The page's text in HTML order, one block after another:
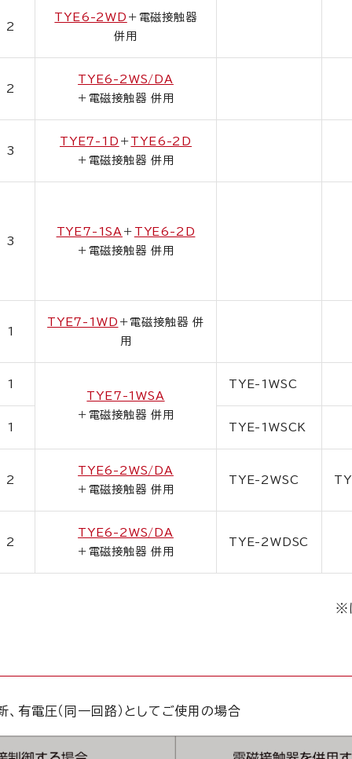
2
TYE6-2WD ＋電磁接触器
併用
2
TYE6-2WS/DA
＋電磁接触器 併用
3
TYE7-1D ＋
TYE6-2D
＋電磁接触器 併用
3
TYE7-1SA ＋
TYE6-2D
＋電磁接触器 併用
1
TYE7-1WD ＋電磁接触器 併
用
1
TYE7-1WSA
＋電磁接触器 併用
TYE-1WSC
1 TYE-1WSCK
2
TYE6-2WS/DA
＋電磁接触器 併用
TYE-2WSC
2
TYE6-2WS/DA
＋電磁接触器 併用
TYE-2WDSC
※
電圧（同一回路）としてご使用の場合